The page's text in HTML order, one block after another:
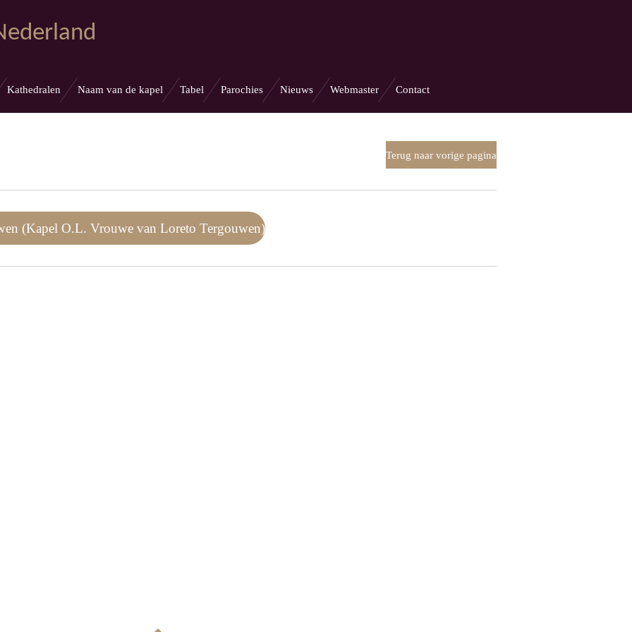
Kathedralen Naam van de kapel Tabel Parochies Nieuws Webmaster Contact
Terug naar vorige pagina
(Kapel O.L. Vrouwe van Loreto Tergouwen)